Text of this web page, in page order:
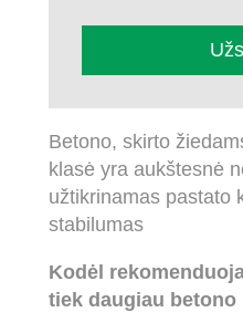
Betono, skirto
klasė yra aukštesnė
užtikrinamas pastato
stabilumas
Kodėl
tiek daugiau